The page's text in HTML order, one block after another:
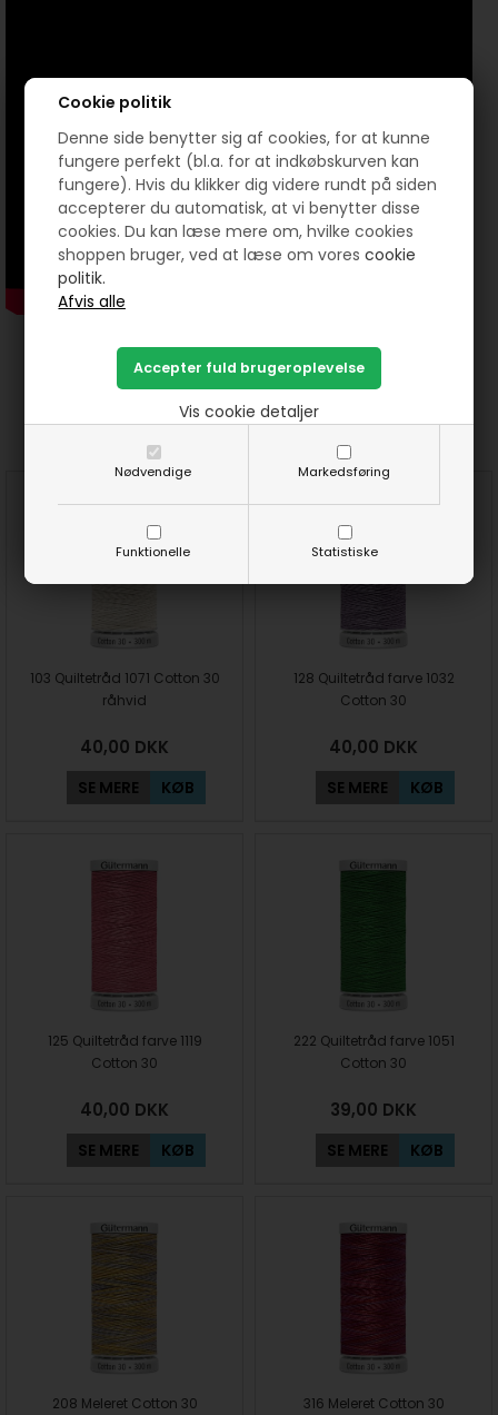
Cookie politik
Denne side benytter sig af cookies, for at kunne
fungere perfekt (bl.a. for at indkøbskurven kan
fungere). Hvis du klikker dig videre rundt på siden
accepterer du automatisk, at vi benytter disse
cookies. Du kan læse mere om, hvilke cookies
shoppen bruger, ved at læse om vorescookie
politik.
Nødvendige Markedsføring
Funktionelle Statistiske
Vis cookie detaljer
Prøv lige at se her:
103 Quiltetråd 1071 Cotton 30
råhvid
40,00 DKK
SE MERE KØB
128 Quiltetråd farve 1032
Cotton 30
40,00 DKK
SE MERE KØB
125 Quiltetråd farve 1119
Cotton 30
40,00 DKK
SE MERE KØB
222 Quiltetråd farve 1051
Cotton 30
39,00 DKK
SE MERE KØB
208 Meleret Cotton 30
316 Meleret Cotton 30